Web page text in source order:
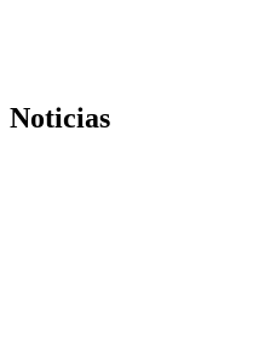
Noticias